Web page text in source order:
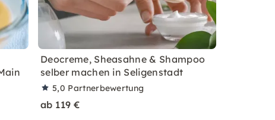
Deocreme, Sheasahne & Shampoo
selber machen in Seligenstadt
5,0 Partnerbewertung
ab 119 €